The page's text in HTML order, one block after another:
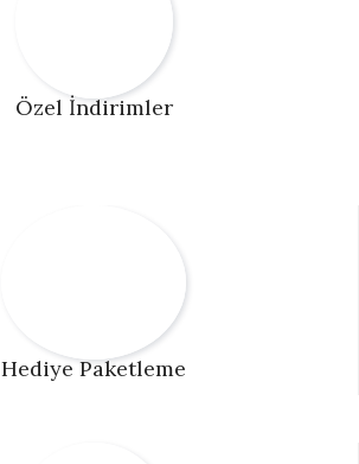
Özel İndirimler
Hediye Paketleme